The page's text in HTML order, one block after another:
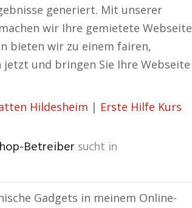
generiert. Mit unserer
wir Ihre gemietete Webseite
bieten wir zu einem fairen,
und bringen Sie Ihre Webseite
Hildesheim | Erste Hilfe Kurs
Betreiber sucht in
Gadgets in meinem Online-